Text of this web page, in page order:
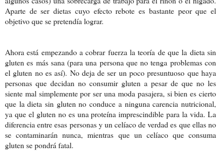
Aparte de ser dietas cuyo efecto rebote es bastante peor que el
objetivo que se pretendía lograr.
Ahora está empezando a cobrar fuerza la teoría de que la dieta sin
gluten es más sana (para una persona que no tenga problemas con
el gluten no es así). No deja de ser un poco presuntuoso que haya
personas que decidan no consumir gluten a pesar de que no les
siente mal simplemente por ser una moda pasajera, si bien es cierto
que la dieta sin gluten no conduce a ninguna carencia nutricional,
ya que el gluten no es una proteína imprescindible para la vida. La
diferencia entre esas personas y un celíaco de verdad es que ellas no
se contaminarán nunca, mientras que un celíaco que consuma
gluten se pondrá fatal.